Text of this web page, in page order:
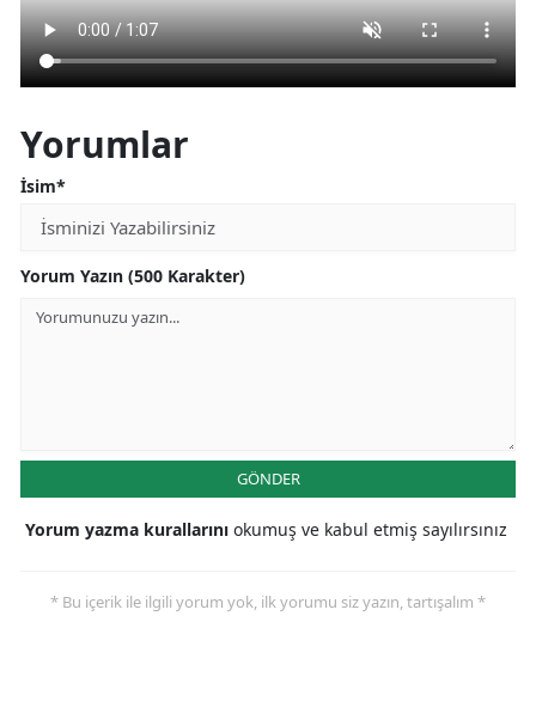
Yorumlar
İsim*
Yorum Yazın (500 Karakter)
GÖNDER
Yorum yazma kurallarını okumuş ve kabul etmiş sayılırsınız
* Bu içerik ile ilgili yorum yok, ilk yorumu siz yazın, tartışalım *